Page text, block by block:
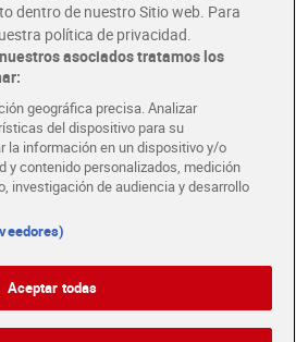
de tus compras.
aquí!
MEJOR CADA DIA
ABRE TU TIENDA DIA CORPORATE
dentro de nuestro Sitio web. Para
política de privacidad.
asociados tratamos los
geográfica precisa. Analizar
del dispositivo para su
la información en un dispositivo y/o
y contenido personalizados, medición
investigación de audiencia y desarrollo
Aceptar todas